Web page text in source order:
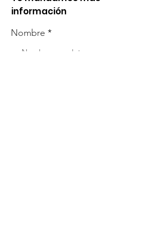
información
Nombre